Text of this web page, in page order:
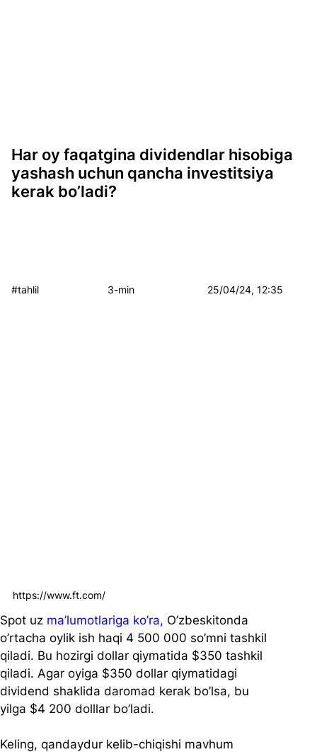
Har oy faqatgina dividendlar hisobiga
yashash uchun qancha investitsiya
kerak bo’ladi?
#tahlil 3-min 25/04/24, 12:35
Spot uz ma’lumotlariga ko’ra, O’zbeskitonda
o’rtacha oylik ish haqi 4 500 000 so’mni tashkil
qiladi. Bu hozirgi dollar qiymatida $350 tashkil
qiladi. Agar oyiga $350 dollar qiymatidagi
dividend shaklida daromad kerak bo’lsa, bu
yilga $4 200 dolllar bo’ladi.
Keling, qandaydur kelib-chiqishi mavhum
https://www.ft.com/